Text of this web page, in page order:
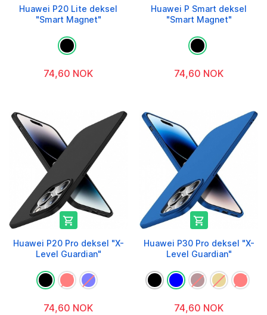
Huawei P20 Lite deksel
"Smart Magnet"
74,60 NOK
Huawei P Smart deksel
"Smart Magnet"
74,60 NOK

Huawei P20 Pro deksel "X-
Level Guardian"
74,60 NOK

Huawei P30 Pro deksel "X-
Level Guardian"
74,60 NOK